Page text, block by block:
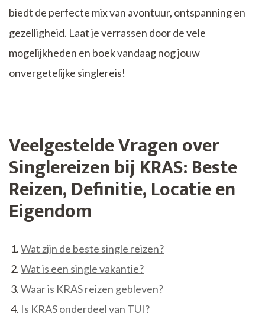
biedt de perfecte mix van avontuur, ontspanning en
gezelligheid. Laat je verrassen door de vele
mogelijkheden en boek vandaag nog jouw
onvergetelijke singlereis!
Veelgestelde Vragen over
Singlereizen bij KRAS: Beste
Reizen, Definitie, Locatie en
Eigendom
Wat zijn de beste single reizen?
Wat is een single vakantie?
Waar is KRAS reizen gebleven?
Is KRAS onderdeel van TUI?